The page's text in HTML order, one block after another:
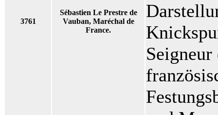
3761
Sébastien Le Prestre de
Vauban, Maréchal de
France.